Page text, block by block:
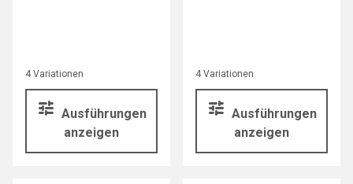
4 Variationen
Ausführungen
anzeigen
4 Variationen
Ausführungen
anzeigen